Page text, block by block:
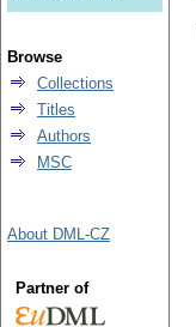
Browse
Collections
Titles
Authors
MSC
About DML-CZ
Partner of